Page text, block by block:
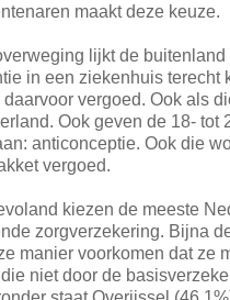
maakt deze keuze.
lijkt de buitenland
in een ziekenhuis terecht
vergoed. Ook als
Ook geven de 18- tot
anticonceptie. Ook die
vergoed.
kiezen de meeste
zorgverzekering. Bijna
manier voorkomen dat ze
niet door de